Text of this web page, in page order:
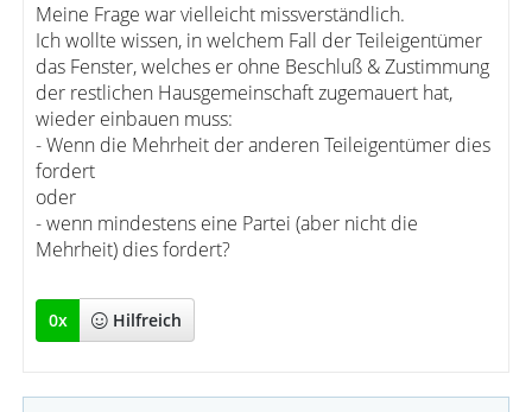
Meine Frage war vielleicht missverständlich.
Ich wollte wissen, in welchem Fall der Teileigentümer
das Fenster, welches er ohne Beschluß & Zustimmung
der restlichen Hausgemeinschaft zugemauert hat,
wieder einbauen muss:
- Wenn die Mehrheit der anderen Teileigentümer dies
fordert
oder
- wenn mindestens eine Partei (aber nicht die
Mehrheit) dies fordert?
0x Hilfreich